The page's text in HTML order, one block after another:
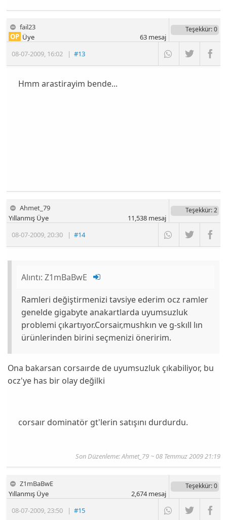
fail23
08-07-2009, 16:02 |#13
OP Üye
Teşekkür: 0
63mesaj
Hmm arastirayim bende...
Ahmet_79
08-07-2009,20:30 |#14
Yıllanmış Üye
Teşekkür: 2
11,538mesaj
Alıntı:Z1mBaBwE
Ramleri değiştirmenizi tavsiye ederim ocz ramler
genelde gigabyte anakartlarda uyumsuzluk
problemi çıkartıyor.Corsair,mushkın ve g-skıll lın
ürünlerinden birini seçmenizi öneririm.
Ona bakarsan corsaırde de uyumsuzluk çıkabiliyor, bu
ocz'ye has bir olay değilki
corsaır dominatör gt'lerin satışını durdurdu.
Son Düzenleme: Ahmet_79 ~ 08 Temmuz 2009 21:19
Z1mBaBwE
08-07-2009 23:50 |#15
Yıllanmış Üye
Teşekkür: 0
2,674mesaj